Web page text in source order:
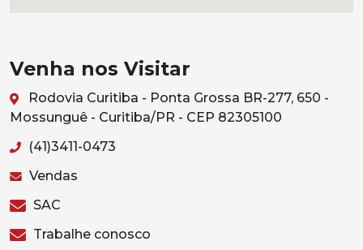
Venha nos Visitar
Rodovia Curitiba - Ponta Grossa BR-277, 650 -
Mossunguê - Curitiba/PR - CEP 82305100
(41)3411-0473
Vendas
SAC
Trabalhe conosco